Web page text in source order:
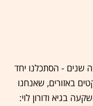
שנים - הסתכלנו יחד
באזורים, שאנחנו
בגיא ודורון לוי: